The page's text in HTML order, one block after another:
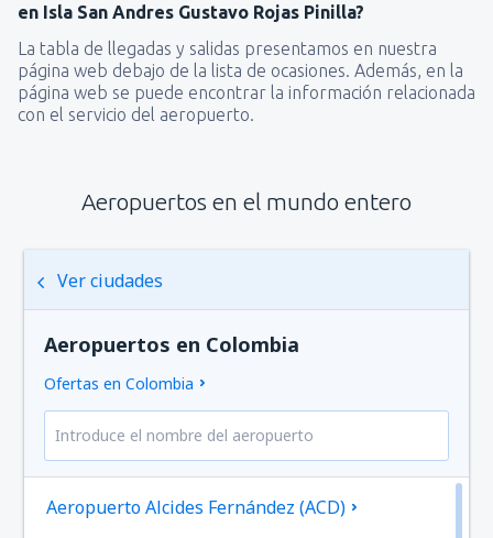
en Isla San Andres Gustavo Rojas Pinilla?
La tabla de llegadas y salidas presentamos en nuestra
página web debajo de la lista de ocasiones. Además, en la
página web se puede encontrar la información relacionada
con el servicio del aeropuerto.
Aeropuertos en el mundo entero
Ver ciudades
Aeropuertos en Colombia
Ofertas en Colombia
Aeropuerto Alcides Fernández (ACD)